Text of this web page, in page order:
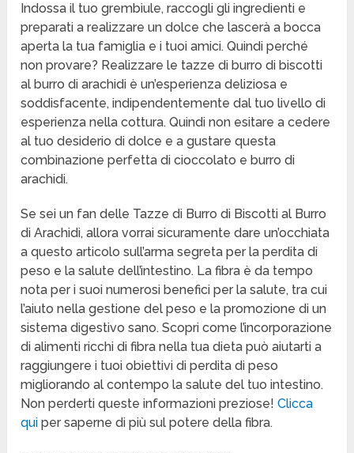
Indossa il tuo grembiule, raccogli gli ingredienti e
preparati a realizzare un dolce che lascerà a bocca
aperta la tua famiglia e i tuoi amici. Quindi perché
non provare? Realizzare le tazze di burro di biscotti
al burro di arachidi è un’esperienza deliziosa e
soddisfacente, indipendentemente dal tuo livello di
esperienza nella cottura. Quindi non esitare a cedere
al tuo desiderio di dolce e a gustare questa
combinazione perfetta di cioccolato e burro di
arachidi.
Se sei un fan delle Tazze di Burro di Biscotti al Burro
di Arachidi, allora vorrai sicuramente dare un’occhiata
a questo articolo sull’arma segreta per la perdita di
peso e la salute dell’intestino. La fibra è da tempo
nota per i suoi numerosi benefici per la salute, tra cui
l’aiuto nella gestione del peso e la promozione di un
sistema digestivo sano. Scopri come l’incorporazione
di alimenti ricchi di fibra nella tua dieta può aiutarti a
raggiungere i tuoi obiettivi di perdita di peso
migliorando al contempo la salute del tuo intestino.
Non perderti queste informazioni preziose!Clicca
qui per saperne di più sul potere della fibra.